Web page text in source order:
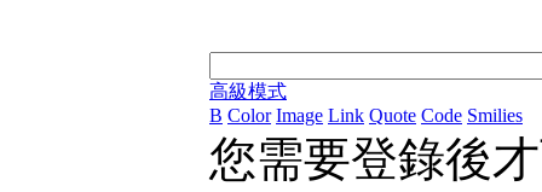
高級模式
B Color Image Link Quote Code Smilies
您需要登錄後